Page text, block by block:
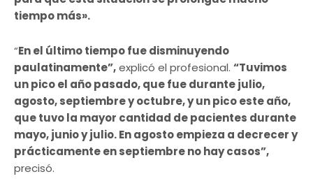
tiempo más».
“En el último tiempo fue disminuyendo
paulatinamente”,explicó el profesional. “Tuvimos
un pico el año pasado, que fue durante julio,
agosto, septiembre y octubre, y un pico este año,
que tuvo la mayor cantidad de pacientes durante
mayo, junio y julio. En agosto empieza a decrecer y
prácticamente en septiembre no hay casos”,
precisó.